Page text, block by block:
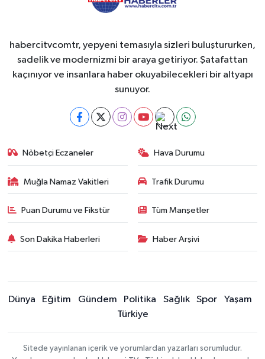
habercitvcomtr, yepyeni temasıyla sizleri buluştururken,
sadelik ve modernizmi bir araya getiriyor. Şatafattan
kaçınıyor ve insanlara haber okuyabilecekleri bir altyapı
sunuyor.
Nöbetçi Eczaneler Hava Durumu
Muğla Namaz Vakitleri Trafik Durumu
Puan Durumu ve Fikstür Tüm Manşetler
Son Dakika Haberleri Haber Arşivi
Dünya Eğitim Gündem Politika Sağlık Spor
Yaşam
Türkiye
Sitede yayınlanan içerik ve yorumlardan yazarları sorumludur.